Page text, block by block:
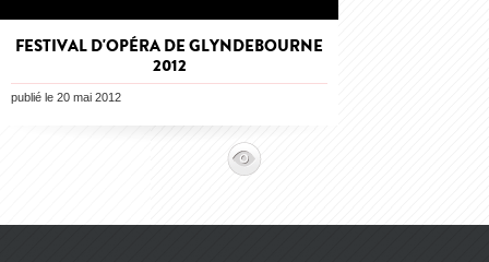
FESTIVAL D'OPÉRA DE GLYNDEBOURNE
2012
publié le 20 mai 2012